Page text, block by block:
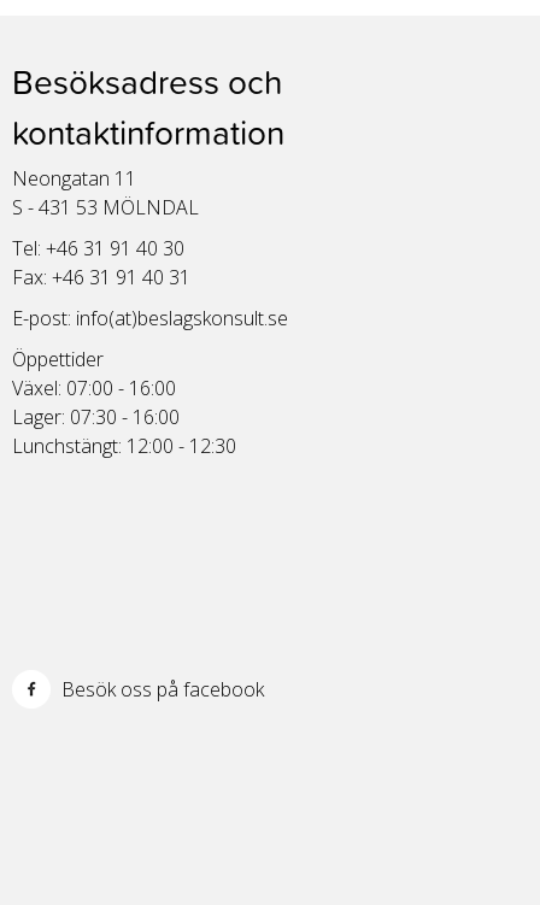
Besöksadress och
kontaktinformation
Neongatan 11
S - 431 53 MÖLNDAL
Tel: +46 31 91 40 30
Fax: +46 31 91 40 31
E-post: info(at)beslagskonsult.se
Öppettider
Växel: 07:00 - 16:00
Lager: 07:30 - 16:00
Lunchstängt: 12:00 - 12:30
Besök oss på facebook